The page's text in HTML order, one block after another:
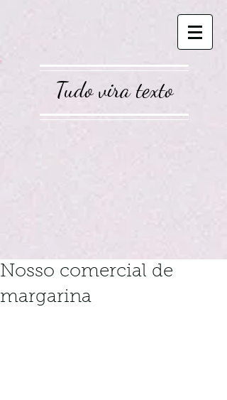
Tudo vira texto
Nosso comercial de
margarina